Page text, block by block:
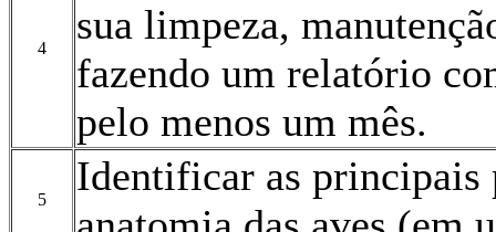
4
sua limpeza,
fazendo um relatório
pelo menos um mês.
5
Identificar as principais